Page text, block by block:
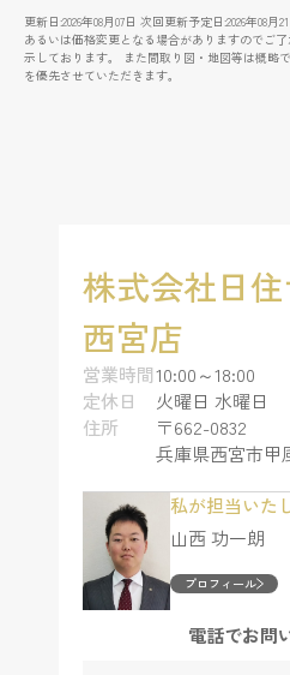
更新日:2026年08月07日 次回更新予定日:2026年08
あるいは価格変更となる場合がありますのでご
示しております。 また間取り図・地図等は概略
を優先させていただきます。
株式会社日
西宮店
営業時間10:00～18:00
定休日
火曜日 水曜日
住所
〒662-0832
兵庫県西宮市甲
私が担当いた
山西 功一朗
プロフィール
電話でお問